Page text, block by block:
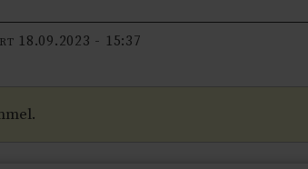
18.09.2023 - 15:37